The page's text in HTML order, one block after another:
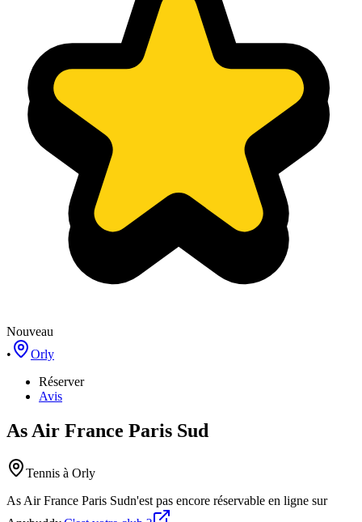
Nouveau
•
Orly
Réserver
Avis
As Air France Paris Sud
Tennis à Orly
As Air France Paris Sudn'est pas encore réservable en ligne sur